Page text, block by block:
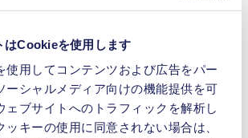
はCookieを使用します
使用してコンテンツおよび広告をパー
ーシャルメディア向けの機能提供を可
ェブサイトへのトラフィックを解析し
ッキーの使用に同意されない場合は、